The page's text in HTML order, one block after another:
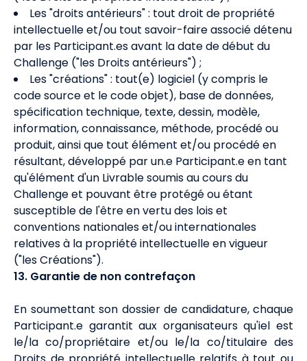
Les "droits antérieurs" : tout droit de propriété
intellectuelle et/ou tout savoir-faire associé détenu
par les Participant.es avant la date de début du
Challenge ("les Droits antérieurs") ;
Les "créations" : tout(e) logiciel (y compris le
code source et le code objet), base de données,
spécification technique, texte, dessin, modèle,
information, connaissance, méthode, procédé ou
produit, ainsi que tout élément et/ou procédé en
résultant, développé par un.e Participant.e en tant
qu'élément d'un Livrable soumis au cours du
Challenge et pouvant être protégé ou étant
susceptible de l'être en vertu des lois et
conventions nationales et/ou internationales
relatives à la propriété intellectuelle en vigueur
("les Créations").
13. Garantie de non contrefaçon
En soumettant son dossier de candidature, chaque
Participant.e garantit aux organisateurs qu'iel est
le/la co/propriétaire et/ou le/la co/titulaire des